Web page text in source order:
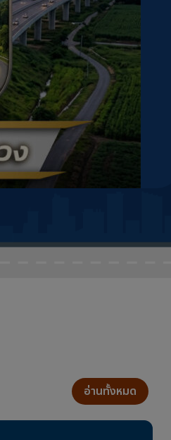
อ่านทั้งหมด